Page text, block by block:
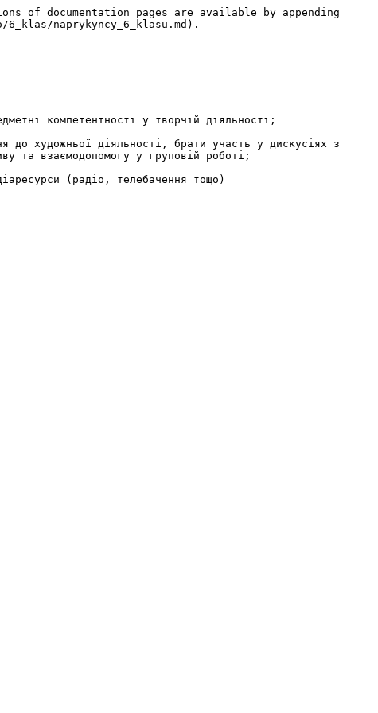
of documentation pages are available by appending
naprykyncy_6_klasu.md).
компетентності у творчій діяльності;
до художньої діяльності, брати участь у дискусіях з
та взаємодопомогу у груповій роботі;
(радіо, телебачення тощо)